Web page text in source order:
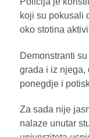
koji su pokusali
oko stotina
Demonstranti
grada i iz njega,
ponegdje i
Za sada nije
nalaze unutar